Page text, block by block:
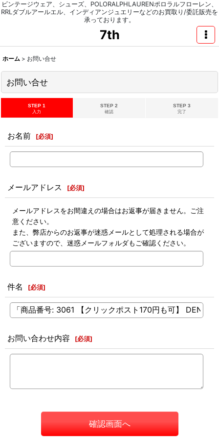
ビンテージウェア、シューズ、POLORALPHLAURENポロラルフローレン、
RRLダブルアールエル、インディアンジュエリーなどのお買取り/委託販売を
承っております。
7th
ホーム > お問い合せ
お問い合せ
STEP 1
入力
STEP 2
確認
STEP 3
完了
お名前 [必須]
メールアドレス [必須]
メールアドレスをお間違えの場合はお返事が届きません。ご注
意ください。
また、弊店からのお返事が迷惑メールとして処理される場合が
ございますので、迷惑メールフォルダもご確認ください。
件名 [必須]
お問い合わせ内容 [必須]
確認画面へ